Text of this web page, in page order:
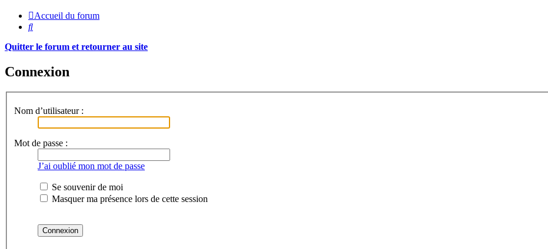
Accueil du forum
Rechercher
Quitter le forum et retourner au site
Connexion
Nom d’utilisateur :
Mot de passe :
J’ai oublié mon mot de passe
Se souvenir de moi
Masquer ma présence lors de cette session